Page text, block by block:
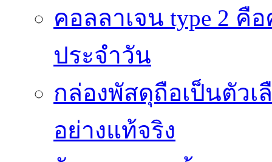
คอลลาเจน type 2
ประจำวัน
กล่องพัสดุถือเป็นตัว
อย่างแท้จริง